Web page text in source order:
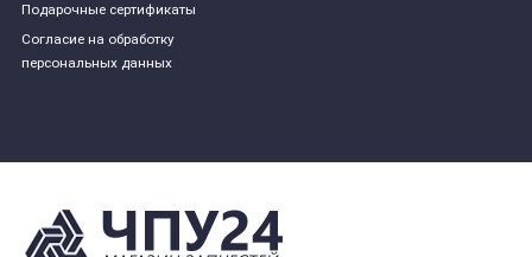
Подарочные сертификаты
Согласие на обработку
персональных данных